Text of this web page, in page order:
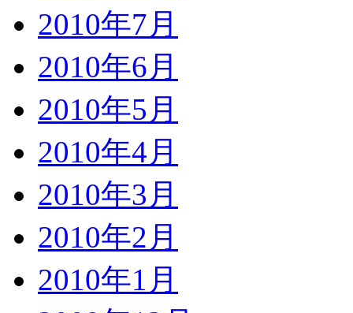
2010年7月
2010年6月
2010年5月
2010年4月
2010年3月
2010年2月
2010年1月